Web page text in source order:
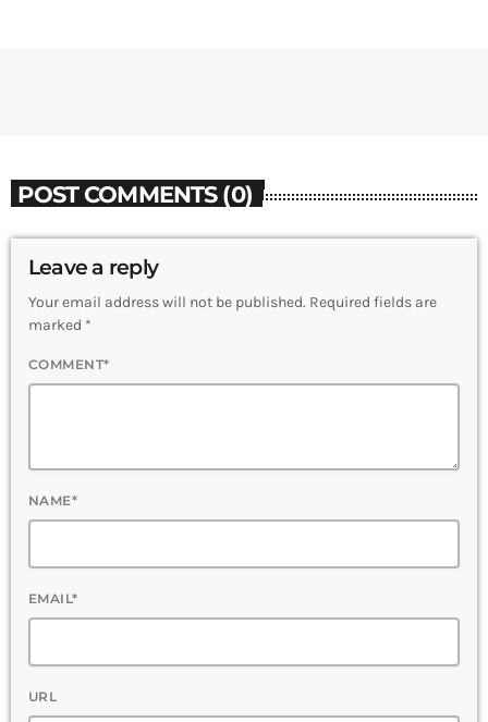
POST COMMENTS (0)
Leave a reply
Your email address will not be published. Required fields are
marked *
COMMENT*
NAME*
EMAIL*
URL